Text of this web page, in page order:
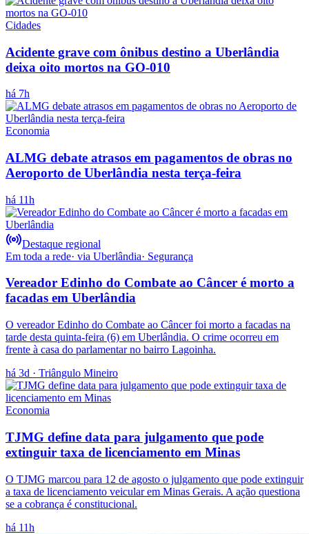
Cidades
Acidente grave com ônibus destino a Uberlândia
deixa oito mortos na GO-010
há 7h
Economia
ALMG debate atrasos em pagamentos de obras no
Aeroporto de Uberlândia nesta terça-feira
há 11h
Destaque regional
Em toda a rede· via Uberlândia· Segurança
Vereador Edinho do Combate ao Câncer é morto a
facadas em Uberlândia
O vereador Edinho do Combate ao Câncer foi morto a facadas na
tarde desta quinta-feira (6) em Uberlândia. O crime ocorreu em
frente à casa do parlamentar no bairro Lagoinha.
há 3d · Triângulo Mineiro
Economia
TJMG define data para julgamento que pode
extinguir taxa de licenciamento em Minas
O TJMG marcou para 12 de agosto o julgamento que pode extinguir
a taxa de licenciamento veicular em Minas Gerais. A ação questiona
se a cobrança é constitucional.
há 11h